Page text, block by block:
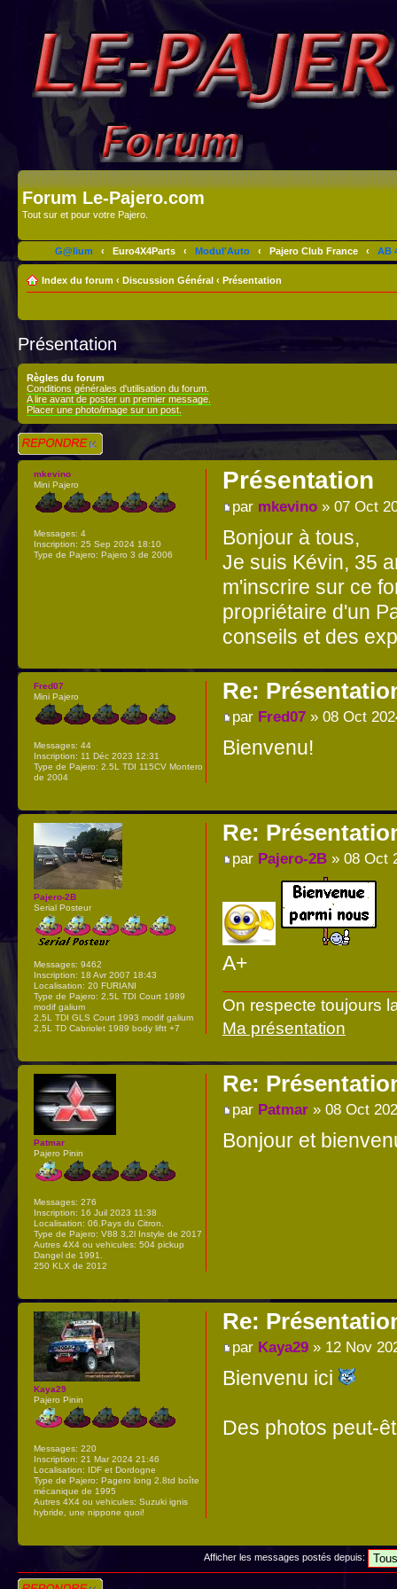
Forum Le-Pajero.com
Tout sur et pour votre Pajero.
G@lium ‹ Euro4X4Parts ‹ Modul'Auto ‹ Pajero Club France ‹ AB
Index du forum ‹ Discussion Général ‹ Présentation
Présentation
Règles du forum
Conditions générales d'utilisation du forum.
A lire avant de poster un premier message.
Placer une photo/image sur un post.
Répondre
Présentation
par mkevino» 07 Oct
Bonjour à tous,
Je suis Kévin, 35
m'inscrire sur ce
propriétaire d'un
conseils et des
mkevino
Mini Pajero
Messages: 4
Inscription: 25 Sep 2024 18:10
Type de Pajero: Pajero 3 de 2006
Re:
par Fred07» 08 Oct
Bienvenu!
Fred07
Mini Pajero
Messages: 44
Inscription: 11 Déc 2023 12:31
Type de Pajero: 2.5L TDI 115CV Montero
de 2004
Re:
par Pajero-2B» 08 Oct
A+
On respecte toujours
Ma présentation
Pajero-2B
Serial Posteur
Messages: 9462
Inscription: 18 Avr 2007 18:43
Localisation: 20 FURIANI
Type de Pajero: 2,5L TDI Court 1989
modif galium
2,5L TDI GLS Court 1993 modif galium
2,5L TD Cabriolet 1989 body liftt +7
Re:
par Patmar» 08 Oct
Bonjour et
Patmar
Pajero Pinin
Messages: 276
Inscription: 16 Juil 2023 11:38
Localisation: 06.Pays du Citron.
Type de Pajero: V88 3,2l Instyle de 2017
Autres 4X4 ou vehicules: 504 pickup
Dangel de 1991.
250 KLX de 2012
Re:
par Kaya29» 12 Nov
Bienvenu ici
Des photos peut-
Kaya29
Pajero Pinin
Messages: 220
Inscription: 21 Mar 2024 21:46
Localisation: IDF et Dordogne
Type de Pajero: Pagero long 2.8td boîte
mécanique de 1995
Autres 4X4 ou vehicules: Suzuki ignis
hybride, une nippone quoi!
Afficher les messages postés depuis:
Répondre